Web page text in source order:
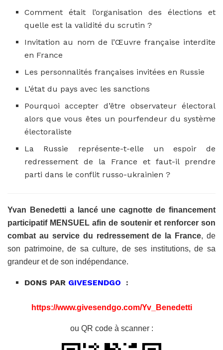
Comment était l’organisation des élections et
quelle est la validité du scrutin ?
Invitation au nom de l’Œuvre française interdite
en France
Les personnalités françaises invitées en Russie
L’état du pays avec les sanctions
Pourquoi accepter d’être observateur électoral
alors que vous êtes un pourfendeur du système
électoraliste
La Russie représente-t-elle un espoir de
redressement de la France et faut-il prendre
parti dans le conflit russo-ukrainien ?
Yvan Benedetti a lancé une cagnotte de financement
participatif MENSUEL afin de soutenir et renforcer son
combat au service du redressement de la France, de
son patrimoine, de sa culture, de ses institutions, de sa
grandeur et de son indépendance.
DONS PAR GIVESENDGO :
https://www.givesendgo.com/Yv_Benedetti
ou QR code à scanner :